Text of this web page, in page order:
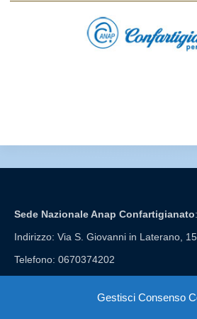
Gestisci Consenso
Sede Nazionale Anap Confartigianato:
Indirizzo: Via S. Giovanni in Laterano,
Telefono: 0670374202